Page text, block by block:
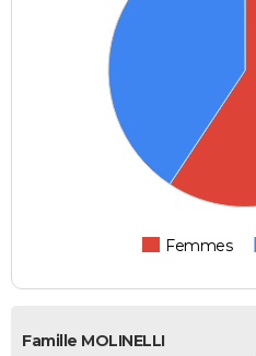
Femmes
Famille MOLINELLI